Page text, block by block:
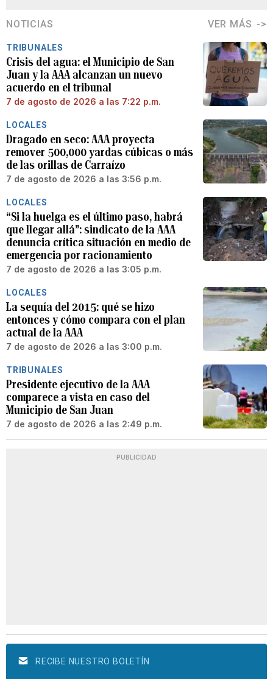
NOTICIAS VER MÁS
TRIBUNALES
Crisis del agua: el Municipio de San
Juan y la AAA alcanzan un nuevo
acuerdo en el tribunal
7 de agosto de 2026 a las 7:22 p.m.
LOCALES
Dragado en seco: AAA proyecta
remover 500,000 yardas cúbicas o más
de las orillas de Carraízo
7 de agosto de 2026 a las 3:56 p.m.
LOCALES
“Si la huelga es el último paso, habrá
que llegar allá”: sindicato de la AAA
denuncia crítica situación en medio de
emergencia por racionamiento
7 de agosto de 2026 a las 3:05 p.m.
LOCALES
La sequía del 2015: qué se hizo
entonces y cómo compara con el plan
actual de la AAA
7 de agosto de 2026 a las 3:00 p.m.
TRIBUNALES
Presidente ejecutivo de la AAA
comparece a vista en caso del
Municipio de San Juan
7 de agosto de 2026 a las 2:49 p.m.
PUBLICIDAD
RECIBE NUESTRO BOLETÍN